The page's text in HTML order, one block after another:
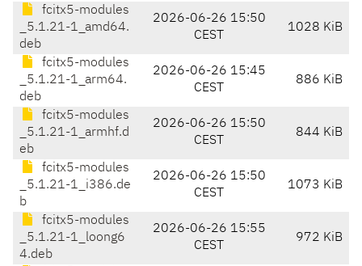
fcitx5-modules
_5.1.21-1_amd64.
deb
2026-06-26 15:50
CEST
1028 KiB
fcitx5-modules
_5.1.21-1_arm64.
deb
2026-06-26 15:45
CEST
886 KiB
fcitx5-modules
_5.1.21-1_armhf.d
eb
2026-06-26 15:50
CEST
844 KiB
fcitx5-modules
_5.1.21-1_i386.de
b
2026-06-26 15:50
CEST
1073 KiB
fcitx5-modules
_5.1.21-1_loong6
4.deb
2026-06-26 15:55
CEST
972 KiB